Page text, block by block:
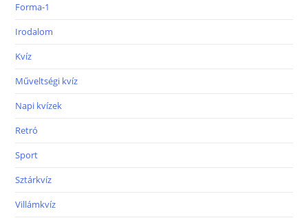
Forma-1
Irodalom
Kvíz
Műveltségi kvíz
Napi kvízek
Retró
Sport
Sztárkvíz
Villámkvíz